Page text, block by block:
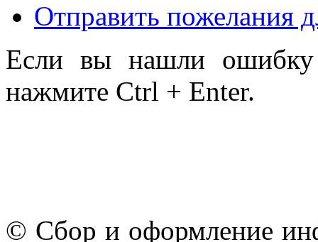
Отправить пожелания
Если вы нашли ошибку
нажмите Ctrl + Enter.
© Сбор и оформление